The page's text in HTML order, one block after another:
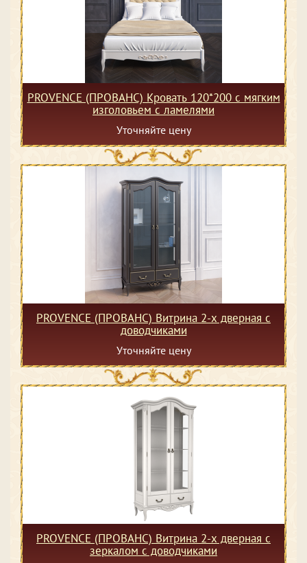
PROVENCE (ПРОВАНС) Кровать 120*200 с мягким
изголовьем с ламелями
Уточняйте цену
PROVENCE (ПРОВАНС) Витрина 2-х дверная с
доводчиками
Уточняйте цену
PROVENCE (ПРОВАНС) Витрина 2-х дверная с
зеркалом с доводчиками